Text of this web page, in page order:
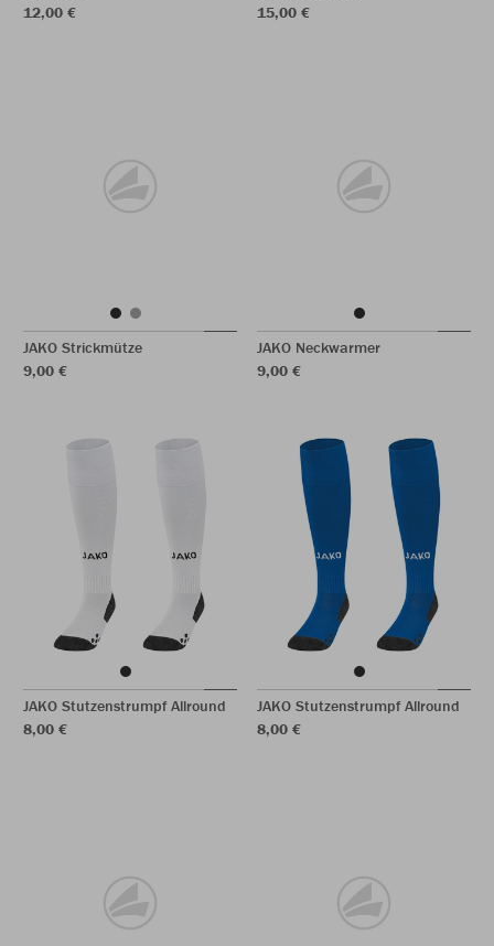
12,00 €
15,00 €
JAKO Strickmütze
9,00 €
JAKO Neckwarmer
9,00 €
JAKO Stutzenstrumpf Allround
8,00 €
JAKO Stutzenstrumpf Allround
8,00 €